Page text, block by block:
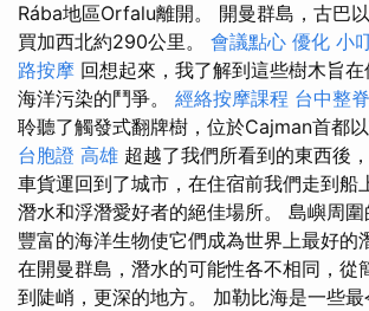
Rába地區Orfalu離開。 開曼群島，古巴
買加西北約290公里。 會議點心 優化 小
路按摩 回想起來，我了解到這些樹木旨
海洋污染的鬥爭。 經絡按摩課程 台中整脊
聆聽了觸發式翻牌樹，位於Cajman首都以
台胞證 高雄 超越了我們所看到的東西後
車貨運回到了城市，在住宿前我們走到船
潛水和浮潛愛好者的絕佳場所。 島嶼周
豐富的海洋生物使它們成為世界上最好的
在開曼群島，潛水的可能性各不相同，從
到陡峭，更深的地方。 加勒比海是一些